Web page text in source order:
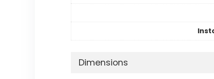
Dimensions